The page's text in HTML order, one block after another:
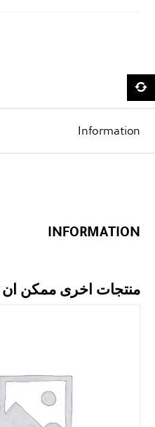
Information
INFORMATION
منتجات اخرى ممكن ان